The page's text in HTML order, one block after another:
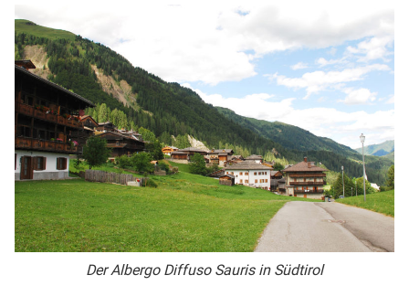
Der Albergo Diffuso Sauris in Südtirol